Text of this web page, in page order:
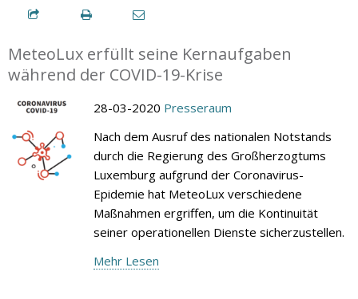
MeteoLux erfüllt seine Kernaufgaben
während der COVID-19-Krise
28-03-2020 Presseraum
Nach dem Ausruf des nationalen Notstands
durch die Regierung des Großherzogtums
Luxemburg aufgrund der Coronavirus-
Epidemie hat MeteoLux verschiedene
Maßnahmen ergriffen, um die Kontinuität
seiner operationellen Dienste sicherzustellen.
Mehr Lesen